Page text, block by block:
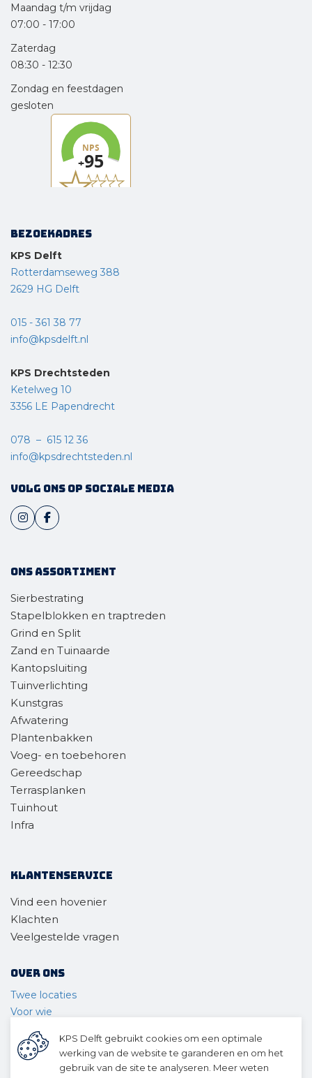
Maandag t/m vrijdag
07:00 - 17:00
Zaterdag
08:30 - 12:30
Zondag en feestdagen
gesloten
Bezoekadres
KPS Delft
Rotterdamseweg 388
2629 HG Delft
015 - 361 38 77
info@kpsdelft.nl
KPS Drechtsteden
Ketelweg 10
3356 LE Papendrecht
078 – 615 12 36
info@kpsdrechtsteden.nl
Volg ons op sociale media
Ons assortiment
Sierbestrating
Stapelblokken en traptreden
Grind en Split
Zand en Tuinaarde
Kantopsluiting
Tuinverlichting
Kunstgras
Afwatering
Plantenbakken
Voeg- en toebehoren
Gereedschap
Terrasplanken
Tuinhout
Infra
Klantenservice
Vind een hovenier
Klachten
Veelgestelde vragen
Over ons
Twee locaties
Voor wie
Ons team
Geschiedenis
KPS Delft gebruikt cookies om een optimale
werking van de website te garanderen en om het
gebruik van de site te analyseren. Meer weten